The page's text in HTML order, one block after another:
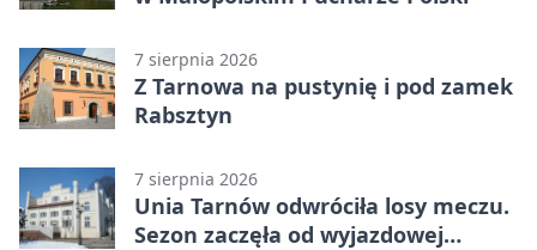
7 sierpnia 2026
Z Tarnowa na pustynię i pod zamek
Rabsztyn
7 sierpnia 2026
Unia Tarnów odwróciła losy meczu.
Sezon zaczęła od wyjazdowej